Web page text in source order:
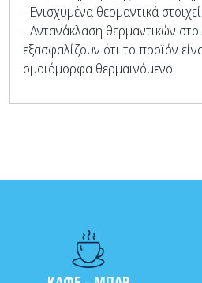
- Ενισχυμένα θερμαντικά
- Αντανάκλαση θερμαντικών
εξασφαλίζουν ότι το προϊόν
ομοιόμορφα θερμαινόμενο.